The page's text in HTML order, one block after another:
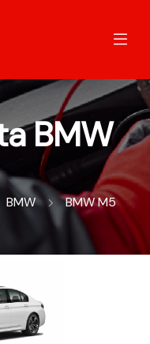
BMW
BMW BMW M5